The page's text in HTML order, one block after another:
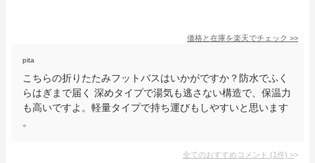
価格と在庫を楽天でチェック >>
pita
こちらの折りたたみフットバスはいかがですか？防水でふく
らはぎまで届く 深めタイプで湯気も逃さない構造で、保温力
も高いですよ。軽量タイプで持ち運びもしやすいと思います
。
全てのおすすめコメント (1件) >